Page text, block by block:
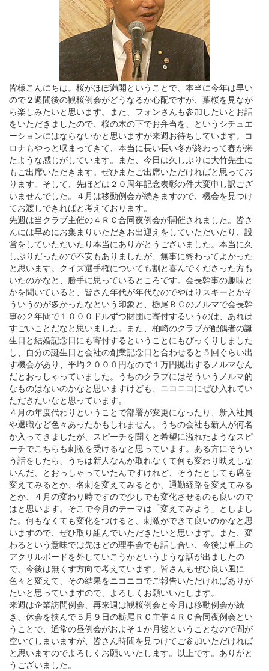
皆様こんにちは。桜がほぼ満開ということで、本当に今年は早い
ので２週間後の観桜例会がどうなるか心配ですが、葉桜を見なが
ら楽しみたいと思います。また、フォンさんも参加したいとお話
をいただきましたので、桜の木の下でお弁当を、というシチュエ
ーションにはならないかと思いますが来週お待ちしています。コ
ロナもやっと収まってきて、本当に長い長い冬が終わって春が来
たような感じがしています。また、今日は久しぶりに大竹先生に
もご出席いただきます。ぜひまたご出席いただければと思ってお
ります。そして、先ほどは２０周年記念表彰の件大変申し訳ござ
いませんでした。４月は移動例会が続きますので、機会を見つけ
てお渡しできればと考えております。
先週は当クラブ主催の４ＲＣ合同夜例会が開催されました。皆さ
んには早めにお集まりいただきお出迎えをしていただいたり、設
営をしていただいたり本当にありがとうございました。本当に久
しぶりだったので不安もありましたが、無事に終わってよかった
と思います。クイズ選手権についても割と喜んでくださった方も
いたのかなと、勝手に思っているところです。会長幹事の趣味と
かを聞いていると、皆さん年代が年代なのでやはりスキーとかそ
ういうのが多かったなという印象と、栃尾ＲＣのノルマで会長幹
事の２年間で１０００ドルずつ財団に寄付するいうのは、あれは
すごいことだなと思いました。また、柏崎のクラブが配偶者の誕
生日と結婚記念日にも寄付するということにもびっくりしました
し、自分の誕生日と会社の創業記念日と合わせると５回ぐらい出
す機会があり、平均２０００円なので１万円拠出するノルマなん
だとおっしゃっていました。うちのクラブにはそういうノルマ的
なものはないのかなと思いますけども、ニコニコにぜひ入れてい
ただきたいなと思っています。
４月の年度代わりということで部署が変更になったり、新入社員
や退職など色々あったかもしれません。うちの会社も新人が何名
か入ってきましたが、スピーチを聞くと希望に溢れたようなスピ
ーチでこちらも刺激を受けるなと思っています。ある方にそうい
う話をしたら、うちは新人なんか取れなくて何も変わり映えしな
いんだ、とおっしゃっていたんですけれど、そうだとしても席を
変えてみるとか、名刺を変えてみるとか、通勤経路を変えてみる
とか、４月の変わり時ですので少しでも変化させるのも良いので
はと思います。そこで今月のテーマは「変えてみよう」としまし
た。何もなくても変化をつけると、刺激ができて良いのかなと思
いますので、ぜひ取り組んでいただきたいと思います。また、変
わるという意味では先ほどの理事会でも話し合い、今後は卓上の
アクリルボードを外していこうかというような話が出ましたの
で、今後は無くす方向で考えています。皆さんもぜひ良い風に
色々と変えて、その結果をニコニコでご報告いただければありが
たいと思っていますので、よろしくお願いいたします。
来週は企業訪問例会、再来週は観桜例会と今月は移動例会が続
き、休会を挟んで５月９日の栃尾ＲＣ主催４ＲＣ合同夜例会とい
うことで、通常の昼例会がおよそ１か月後ということなので間が
空いてしまいますが、皆さん時間を見つけてご参加いただければ
と思いますのでよろしくお願いいたします。以上です。ありがと
うございました。